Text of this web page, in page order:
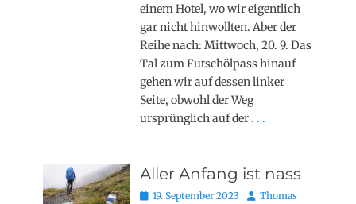
einem Hotel, wo wir eigentlich
gar nicht hinwollten. Aber der
Reihe nach: Mittwoch, 20. 9. Das
Tal zum Futschölpass hinauf
gehen wir auf dessen linker
Seite, obwohl der Weg
ursprünglich auf der . . .
Aller Anfang ist nass
Posted
19. September 2023 AutorThomas